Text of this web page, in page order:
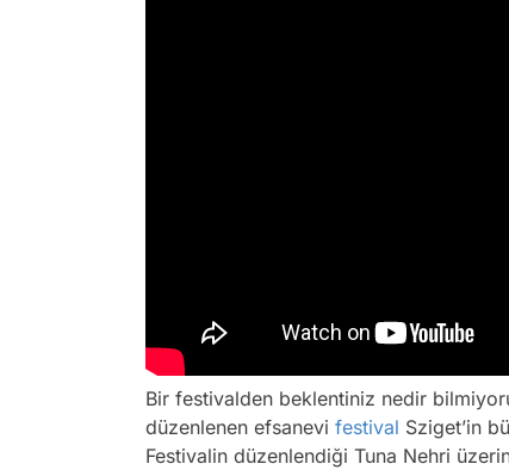
Bir festivalden beklentiniz nedir
düzenlenen efsanevi festival Sziget’in
Festivalin düzenlendiği Tuna Nehri